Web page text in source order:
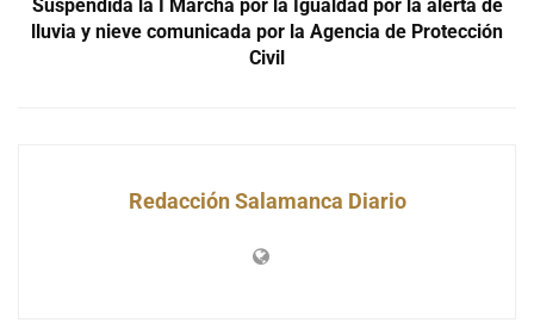
Suspendida la I Marcha por la Igualdad por la alerta de
lluvia y nieve comunicada por la Agencia de Protección
Civil
Redacción Salamanca Diario